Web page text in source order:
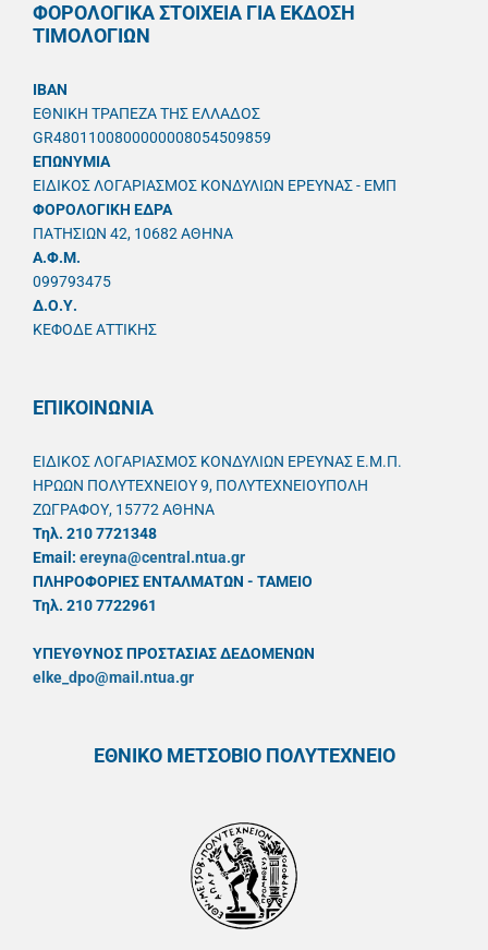
ΦΟΡΟΛΟΓΙΚΑ ΣΤΟΙΧΕΙΑ ΓΙΑ ΕΚΔΟΣΗ
ΤΙΜΟΛΟΓΙΩΝ
IBAN
ΕΘΝΙΚΗ ΤΡΑΠΕΖΑ ΤΗΣ ΕΛΛΑΔΟΣ
GR4801100800000008054509859
ΕΠΩΝΥΜΙΑ
ΕΙΔΙΚΟΣ ΛΟΓΑΡΙΑΣΜΟΣ ΚΟΝΔΥΛΙΩΝ ΕΡΕΥΝΑΣ - ΕΜΠ
ΦΟΡΟΛΟΓΙΚΗ ΕΔΡΑ
ΠΑΤΗΣΙΩΝ 42, 10682 ΑΘΗΝΑ
A.Φ.Μ.
099793475
Δ.Ο.Υ.
ΚΕΦΟΔΕ ΑΤΤΙΚΗΣ
ΕΠΙΚΟΙΝΩΝΙΑ
ΕΙΔΙΚΟΣ ΛΟΓΑΡΙΑΣΜΟΣ ΚΟΝΔΥΛΙΩΝ ΕΡΕΥΝΑΣ Ε.Μ.Π.
ΗΡΩΩΝ ΠΟΛΥΤΕΧΝΕΙΟΥ 9, ΠΟΛΥΤΕΧΝΕΙΟΥΠΟΛΗ
ΖΩΓΡΑΦΟΥ, 15772 ΑΘΗΝΑ
Τηλ. 210 7721348
Email: ereyna@central.ntua.gr
ΠΛΗΡΟΦΟΡΙΕΣ ΕΝΤΑΛΜΑΤΩΝ - ΤΑΜΕΙΟ
Τηλ. 210 7722961
ΥΠΕΥΘYΝΟΣ ΠΡΟΣΤΑΣΙΑΣ ΔΕΔΟΜΕΝΩΝ
elke_dpo@mail.ntua.gr
ΕΘΝΙΚΟ ΜΕΤΣΟΒΙΟ ΠΟΛΥΤΕΧΝΕΙΟ